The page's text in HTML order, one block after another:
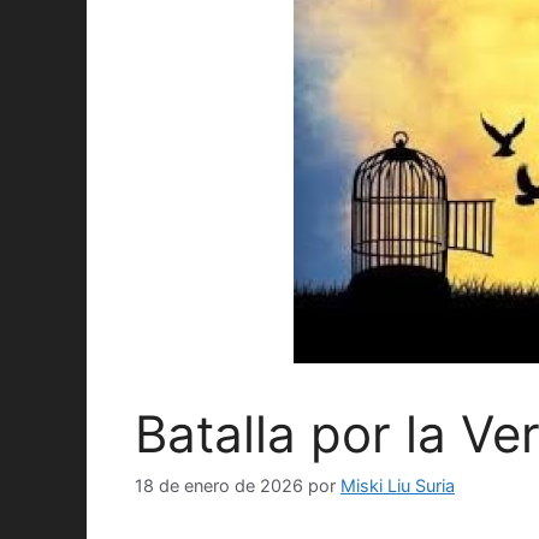
Batalla por la
18 de enero de 2026 por Miski Liu Suria